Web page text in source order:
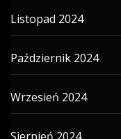
Listopad 2024
Październik 2024
Wrzesień 2024